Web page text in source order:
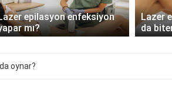
epilasyon enfeksiyon
mı?
Lazer
da
oynar?